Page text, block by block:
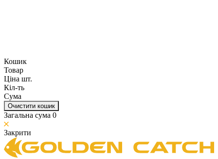
Кошик
Товар
Ціна шт.
Кіл-ть
Сума
Очистити кошик
Загальна сума 0
Закрити